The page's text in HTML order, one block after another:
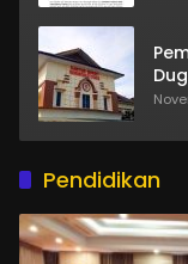
Pendidikan